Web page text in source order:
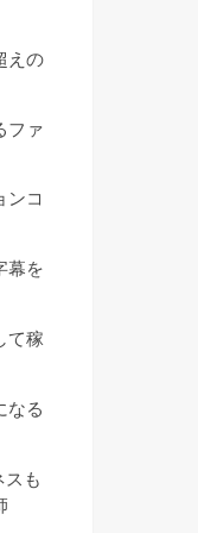
えの
ファ
ンコ
幕を
て稼
なる
スも